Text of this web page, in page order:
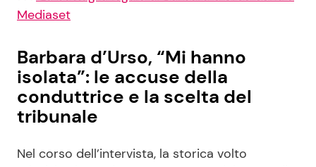
Mediaset
Barbara d’Urso, “Mi hanno
isolata”: le accuse della
conduttrice e la scelta del
tribunale
Nel corso dell’intervista, la storica volto